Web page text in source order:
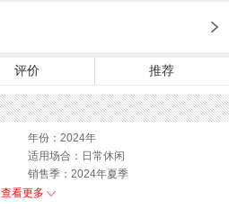
评价 推荐
年份：2024年
适用场合：日常休闲
销售季：2024年夏季
上市时间：2024年夏季
查看更多